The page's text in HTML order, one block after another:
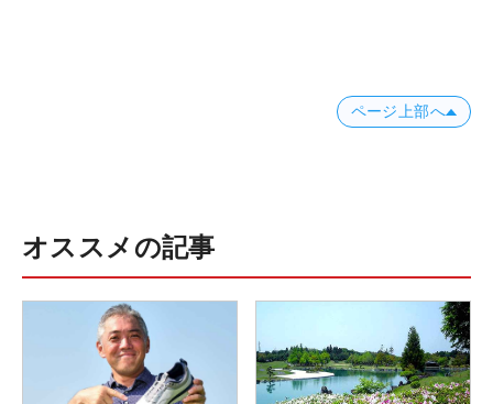
ページ上部へ
オススメの記事